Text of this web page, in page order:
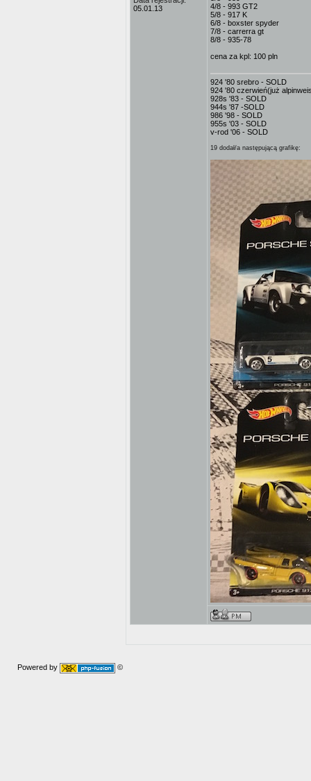
05.01.13
4/8 - 993 GT2
5/8 - 917 K
6/8 - boxster spyder
7/8 - carrerra gt
8/8 - 935-78
cena za kpl: 100 pln
924 '80 srebro - SOLD
924 '80 czerwień(już
928s '83 - SOLD
944s '87 -SOLD
986 '98 - SOLD
955s '03 - SOLD
v-rod '06 - SOLD
19 dodał/a następującą grafikę:
Powered by ©